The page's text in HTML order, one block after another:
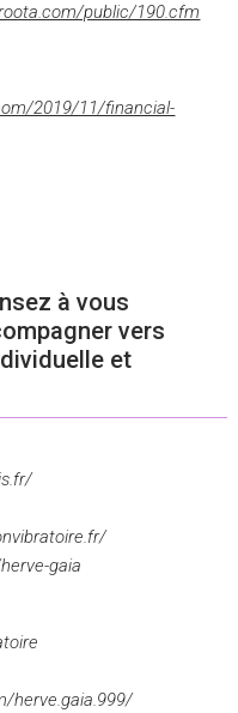
public/190.cfm
2019/11/financial-
à vous
vers
et
gaia
herve.gaia.999/